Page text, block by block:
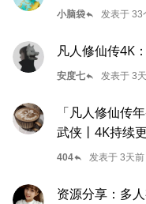
小脑袋reply 发表于 33
凡人修仙传4K
安度七reply 发表于 3
「凡人修仙传
武侠丨4K持续
404reply 发表于 3天前
资源分享：多